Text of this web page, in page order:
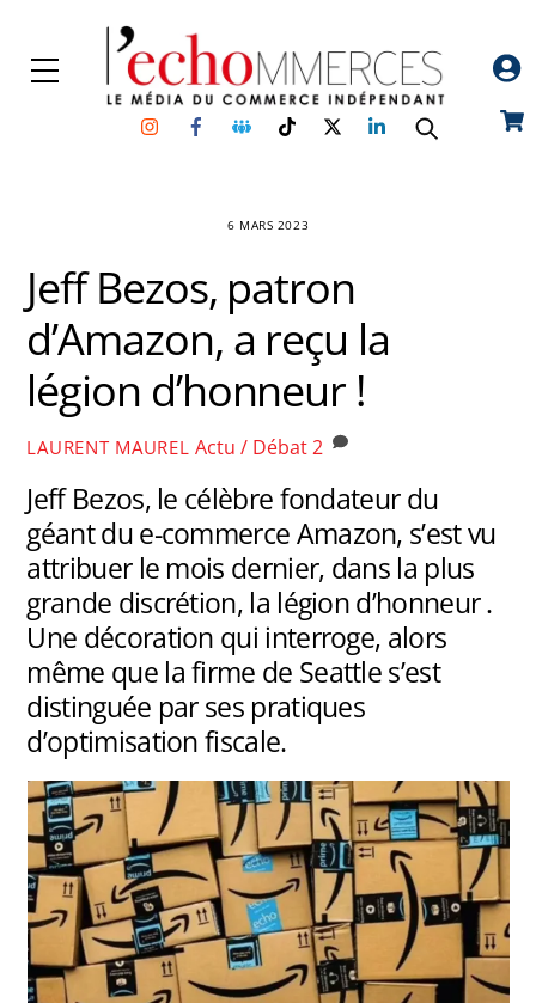
content
Menu
InstagramFacebookGroupe
Facebook
TikTokTwitterLinkedin
6 MARS 2023
Jeff Bezos, patron
d’Amazon, a reçu la
légion d’honneur !
LAURENT MAUREL Actu / Débat2
Jeff Bezos, le célèbre fondateur du
géant du e-commerce Amazon, s’est vu
attribuer le mois dernier, dans la plus
grande discrétion, la légion d’honneur .
Une décoration qui interroge, alors
même que la firme de Seattle s’est
distinguée par ses pratiques
d’optimisation fiscale.